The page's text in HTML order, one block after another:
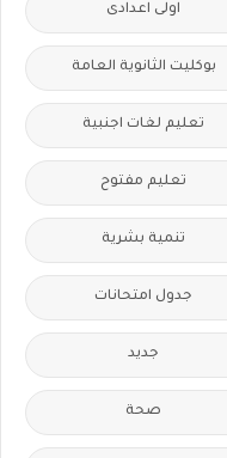
اولى اعدادى
بوكليت الثانوية العامة
تعليم لغات اجنبية
تعليم مفتوح
تنمية بشرية
جدول امتحانات
جديد
صحة